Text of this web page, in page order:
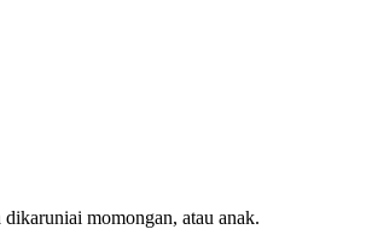
momongan, atau anak.